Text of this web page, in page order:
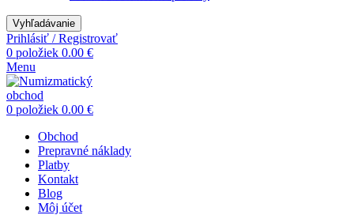
Vyhľadávanie
Prihlásiť / Registrovať
0 položiek 0.00 €
Menu
0 položiek 0.00 €
Obchod
Prepravné náklady
Platby
Kontakt
Blog
Môj účet